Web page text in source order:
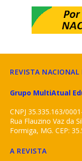
REVISTA NACIONAL
Grupo MultiAtual
CNPJ 35.335.163/
Rua Flauzino Vaz da
Formiga, MG. CEP:
A REVISTA